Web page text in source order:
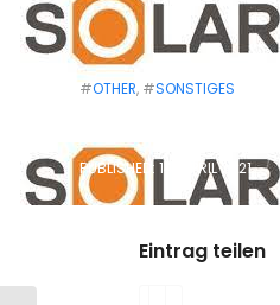
#OTHER, #SONSTIGES
PUBLISHED: 14. APRIL 2021 /
Eintrag teilen